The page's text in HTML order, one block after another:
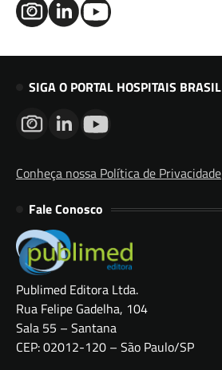
SIGA O PORTAL HOSPITAIS BRASIL
Conheça nossa Política de Privacidade
Fale Conosco
Publimed Editora Ltda.
Rua Felipe Gadelha, 104
Sala 55 – Santana
CEP: 02012-120 – São Paulo/SP